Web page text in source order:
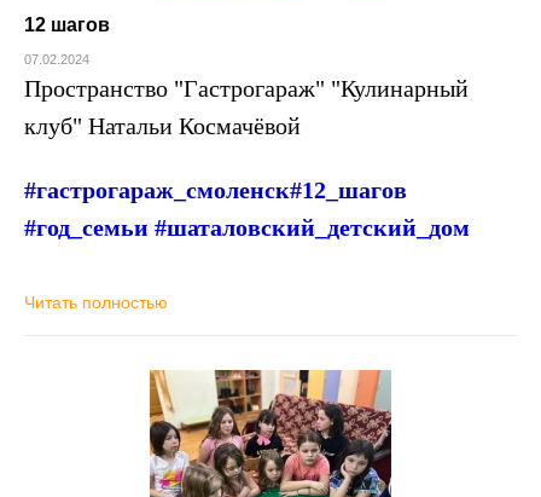
12 шагов
07.02.2024
Пространство "Гастрогараж" "Кулинарный
клуб" Натальи Космачёвой
#гастрогараж_смоленск#12_шагов
#год_семьи #шаталовский_детский_дом
Читать полностью